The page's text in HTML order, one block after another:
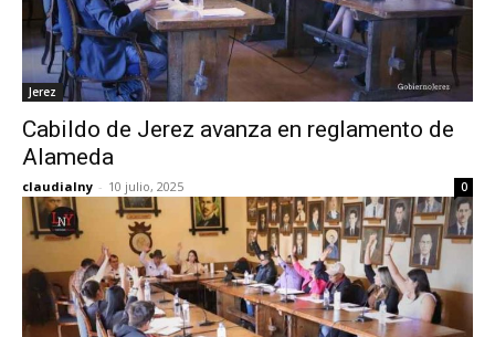
Jerez
Cabildo de Jerez avanza en reglamento de
Alameda
claudialny - 10 julio, 2025 0